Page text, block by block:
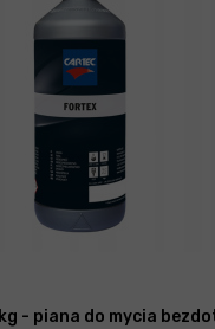
- piana do mycia